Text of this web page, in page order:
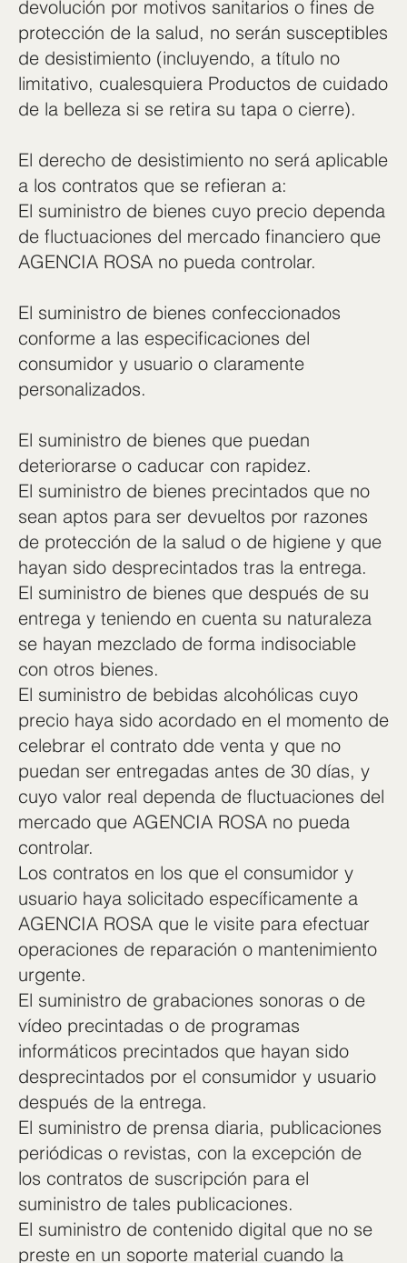
devolución por motivos sanitarios o fines de
protección de la salud, no serán susceptibles
de desistimiento (incluyendo, a título no
limitativo, cualesquiera Productos de cuidado
de la belleza si se retira su tapa o cierre).
El derecho de desistimiento no será aplicable
a los contratos que se refieran a:
El suministro de bienes cuyo precio dependa
de fluctuaciones del mercado financiero que
AGENCIA ROSA no pueda controlar.
El suministro de bienes confeccionados
conforme a las especificaciones del
consumidor y usuario o claramente
personalizados.
El suministro de bienes que puedan
deteriorarse o caducar con rapidez.
El suministro de bienes precintados que no
sean aptos para ser devueltos por razones
de protección de la salud o de higiene y que
hayan sido desprecintados tras la entrega.
El suministro de bienes que después de su
entrega y teniendo en cuenta su naturaleza
se hayan mezclado de forma indisociable
con otros bienes.
El suministro de bebidas alcohólicas cuyo
precio haya sido acordado en el momento de
celebrar el contrato dde venta y que no
puedan ser entregadas antes de 30 días, y
cuyo valor real dependa de fluctuaciones del
mercado que AGENCIA ROSA no pueda
controlar.
Los contratos en los que el consumidor y
usuario haya solicitado específicamente a
AGENCIA ROSA que le visite para efectuar
operaciones de reparación o mantenimiento
urgente.
El suministro de grabaciones sonoras o de
vídeo precintadas o de programas
informáticos precintados que hayan sido
desprecintados por el consumidor y usuario
después de la entrega.
El suministro de prensa diaria, publicaciones
periódicas o revistas, con la excepción de
los contratos de suscripción para el
suministro de tales publicaciones.
El suministro de contenido digital que no se
preste en un soporte material cuando la